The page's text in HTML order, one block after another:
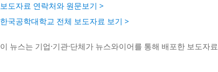
보도자료 연락처와 원문보기 >
한국공학대학교 전체 보도자료 보기 >
이 뉴스는 기업·기관·단체가 뉴스와이어를 통해 배포한 보도자